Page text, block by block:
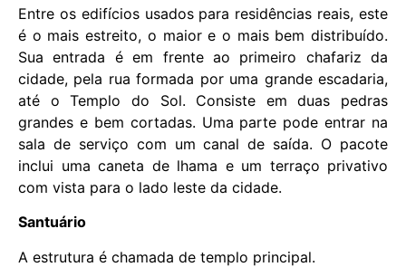
Entre os edifícios usados ​​para residências reais, este
é o mais estreito, o maior e o mais bem distribuído.
Sua entrada é em frente ao primeiro chafariz da
cidade, pela rua formada por uma grande escadaria,
até o Templo do Sol. Consiste em duas pedras
grandes e bem cortadas. Uma parte pode entrar na
sala de serviço com um canal de saída. O pacote
inclui uma caneta de lhama e um terraço privativo
com vista para o lado leste da cidade.
Santuário
A estrutura é chamada de templo principal.